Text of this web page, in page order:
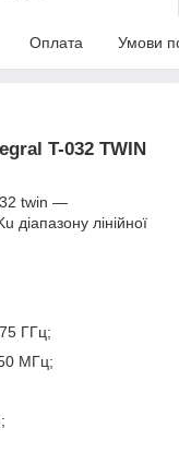
Оплата Умови
T-032 TWIN
twin —
діапазону лінійної
ГГц;
МГц;